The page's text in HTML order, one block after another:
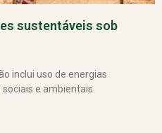
sustentáveis sob
inclui uso de energias
e ambientais.